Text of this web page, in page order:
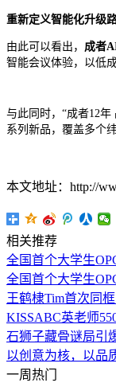
重新定义智能化升级
由此可以看出， 成者
智能会议体验，以低
与此同时，“成者12年
系列新品，覆盖多个
本文地址：http://
相关推荐
全国首个大学生
全国首个大学生
王鹤棣Tim首次同
KISSABC英老师
石狮子藏骨谜局引
以创意为核，以
一周热门